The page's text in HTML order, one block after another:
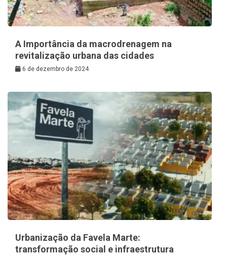
A Importância da macrodrenagem na
revitalização urbana das cidades
6 de dezembro de 2024
Urbanização da Favela Marte:
transformação social e infraestrutura